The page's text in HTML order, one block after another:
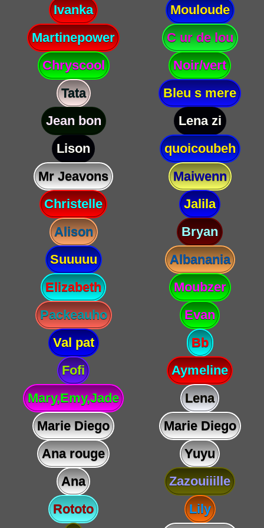
Ivanka
Mouloude
Martinepower
C ur de lou
Chryscool
Noir/vert
Tata
Bleu s mere
Jean bon
Lena zi
Lison
quoicoubeh
Mr Jeavons
Maiwenn
Christelle
Jalila
Alison
Bryan
Suuuuu
Albanania
Elizabeth
Moubzer
Packeauho
Evan
Val pat
Bb
Fofi
Aymeline
Mary,Emy,Jade
Lena
Marie Diego
Marie Diego
Ana rouge
Yuyu
Ana
Zazouiiille
Rototo
Lily